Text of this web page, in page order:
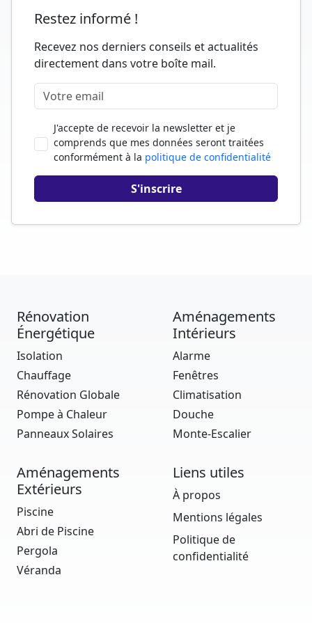
Restez informé !
Recevez nos derniers conseils et actualités
directement dans votre boîte mail.
J'accepte de recevoir la newsletter et je
comprends que mes données seront traitées
conformément à la politique de confidentialité
Rénovation
Énergétique
Isolation
Chauffage
Rénovation Globale
Pompe à Chaleur
Panneaux Solaires
Aménagements
Intérieurs
Alarme
Fenêtres
Climatisation
Douche
Monte-Escalier
Aménagements
Extérieurs
Piscine
Abri de Piscine
Pergola
Véranda
Liens utiles
À propos
Mentions légales
Politique de
confidentialité